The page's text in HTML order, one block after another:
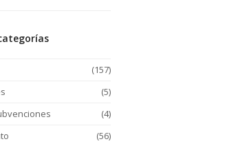
(157)
(5)
(4)
(56)